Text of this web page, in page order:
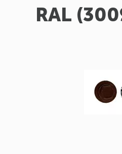
RAL